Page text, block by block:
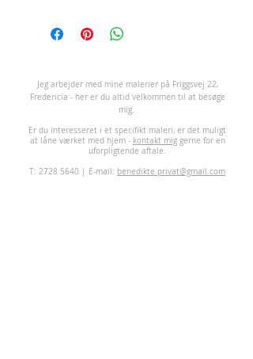
eg arbejder med mine malerier på Friggsvej 22,
Fredericia - her er du altid velkommen til at besøge
mig.
Er du interesseret i et specifikt maleri, er det muligt
at låne værket med hjem - kontakt miggerne for en
uforpligtende aftale.
T: 2728 5640 | E-mail: benedikte.privat@gmail.com